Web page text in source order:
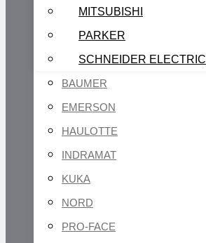
MITSUBISHI
PARKER
SCHNEIDER ELECTRIC
BAUMER
EMERSON
HAULOTTE
INDRAMAT
KUKA
NORD
PRO-FACE